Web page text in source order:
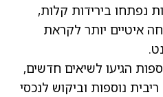
נפתחו בירידות קלות,
איטיים יותר לקראת
הגיעו לשיאים חדשים,
נוספות וביקוש לנכסי